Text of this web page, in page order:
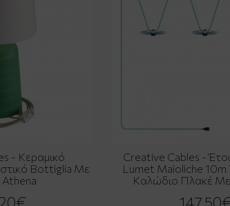
- Κεραμικό
Bottiglia Με
Creative Cables -
Lumet Maioliche 10m
Καλώδιο Πλακέ